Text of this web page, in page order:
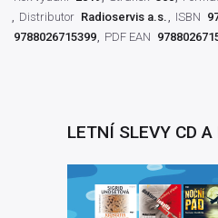
Distributor Radioservis a.s. ISBN
9788026715399
PDF EAN
LETNÍ SLEVY CD A